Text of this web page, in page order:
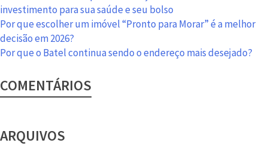
investimento para sua saúde e seu bolso
Por que escolher um imóvel “Pronto para Morar” é a melhor
decisão em 2026?
Por que o Batel continua sendo o endereço mais desejado?
COMENTÁRIOS
ARQUIVOS